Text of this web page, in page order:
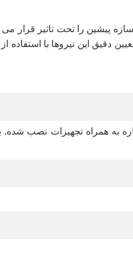
را تحت تاثیر قرار می
دقیق این نیروها با
به همراه تجهیزات نصب